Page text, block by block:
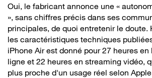
Oui, le fabricant annonce une «
», sans chiffres précis dans ses
principales, de quoi entretenir le doute.
les caractéristiques techniques
iPhone Air est donné pour 27 heures
ligne et 22 heures en streaming vidéo,
plus proche d'un usage réel selon